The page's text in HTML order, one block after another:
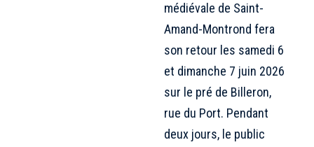
médiévale de Saint-
Amand-Montrond fera
son retour les samedi 6
et dimanche 7 juin 2026
sur le pré de Billeron,
rue du Port. Pendant
deux jours, le public